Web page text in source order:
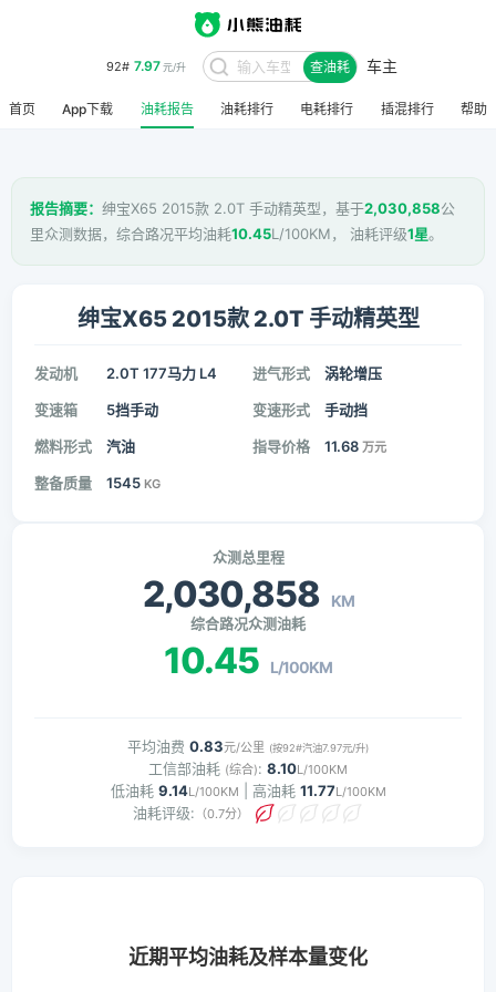
92# 7.97元/升 查油耗 车主
首页 App下载 油耗报告 油耗排行 电耗排行 插混排行 帮助
报告摘要： 绅宝X65 2015款 2.0T 手动精英型，基于2,030,858公
里众测数据，综合路况平均油耗10.45L/100KM， 油耗评级1星。
绅宝X65 2015款 2.0T 手动精英型
发动机 2.0T 177马力 L4 进气形式 涡轮增压
变速箱 5挡手动 变速形式 手动挡
燃料形式 汽油 指导价格 11.68 万元
整备质量 1545 KG
众测总里程
2,030,858 KM
综合路况众测油耗
10.45 L/100KM
平均油费 0.83元/公里 (按92#汽油7.97元/升)
工信部油耗 (综合): 8.10L/100KM
低油耗 9.14L/100KM | 高油耗 11.77L/100KM
油耗评级: （0.7分）